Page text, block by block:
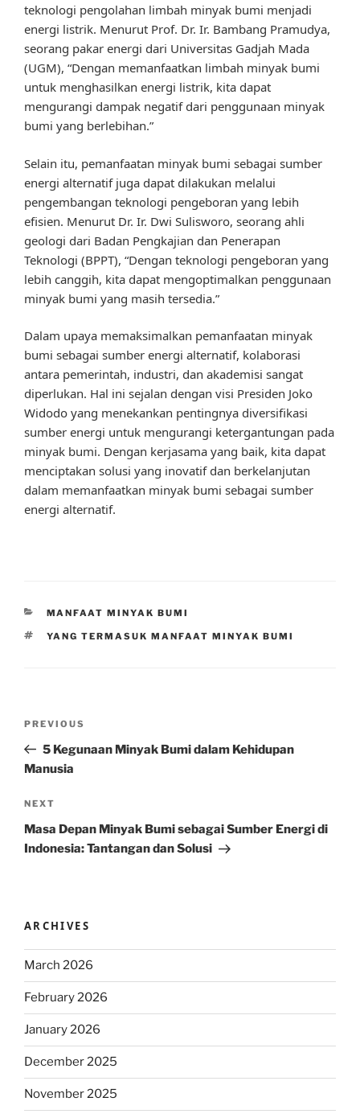
teknologi pengolahan limbah minyak bumi menjadi
energi listrik. Menurut Prof. Dr. Ir. Bambang Pramudya,
seorang pakar energi dari Universitas Gadjah Mada
(UGM), “Dengan memanfaatkan limbah minyak bumi
untuk menghasilkan energi listrik, kita dapat
mengurangi dampak negatif dari penggunaan minyak
bumi yang berlebihan.”
Selain itu, pemanfaatan minyak bumi sebagai sumber
energi alternatif juga dapat dilakukan melalui
pengembangan teknologi pengeboran yang lebih
efisien. Menurut Dr. Ir. Dwi Sulisworo, seorang ahli
geologi dari Badan Pengkajian dan Penerapan
Teknologi (BPPT), “Dengan teknologi pengeboran yang
lebih canggih, kita dapat mengoptimalkan penggunaan
minyak bumi yang masih tersedia.”
Dalam upaya memaksimalkan pemanfaatan minyak
bumi sebagai sumber energi alternatif, kolaborasi
antara pemerintah, industri, dan akademisi sangat
diperlukan. Hal ini sejalan dengan visi Presiden Joko
Widodo yang menekankan pentingnya diversifikasi
sumber energi untuk mengurangi ketergantungan pada
minyak bumi. Dengan kerjasama yang baik, kita dapat
menciptakan solusi yang inovatif dan berkelanjutan
dalam memanfaatkan minyak bumi sebagai sumber
energi alternatif.
CATEGORIES
MANFAAT MINYAK BUMI
TAGS
YANG TERMASUK MANFAAT MINYAK BUMI
Previous
Post
PREVIOUS
5 Kegunaan Minyak Bumi dalam Kehidupan
Manusia
Next
Post
NEXT
Masa Depan Minyak Bumi sebagai Sumber Energi di
Indonesia: Tantangan dan Solusi
ARCHIVES
March 2026
February 2026
January 2026
December 2025
November 2025